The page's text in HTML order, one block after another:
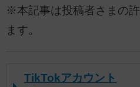
※本記事は投稿者さまの
ます。
TikTokアカウント